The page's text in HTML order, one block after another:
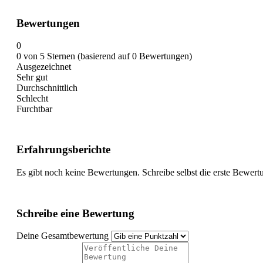
Bewertungen
0
0 von 5 Sternen (basierend auf 0 Bewertungen)
Ausgezeichnet
Sehr gut
Durchschnittlich
Schlecht
Furchtbar
Erfahrungsberichte
Es gibt noch keine Bewertungen. Schreibe selbst die erste
Schreibe eine Bewertung
Deine Gesamtbewertung